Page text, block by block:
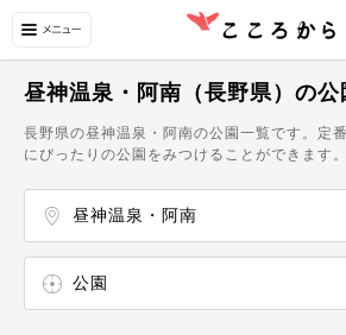
昼神温泉・阿南（長野県）の公
長野県の昼神温泉・阿南の公園一覧です。定
にぴったりの公園をみつけることができます。
昼神温泉・阿南
公園